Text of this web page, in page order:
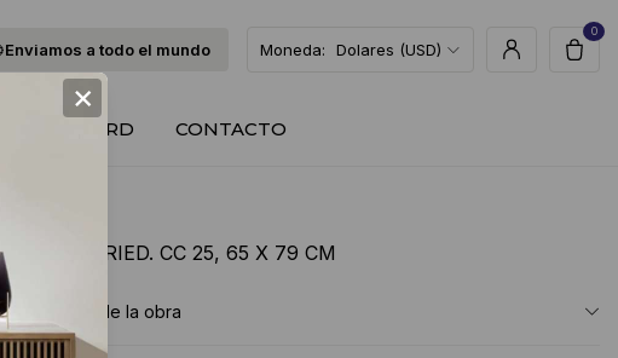
Enviamos a todo el mundo Moneda: Dolares (USD)
0
GIFT CARD CONTACTO
ANDREA FRIED. CC 25, 65 X 79 CM
Información de la obra
×